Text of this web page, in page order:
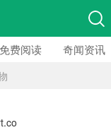
免费阅读 奇闻资讯